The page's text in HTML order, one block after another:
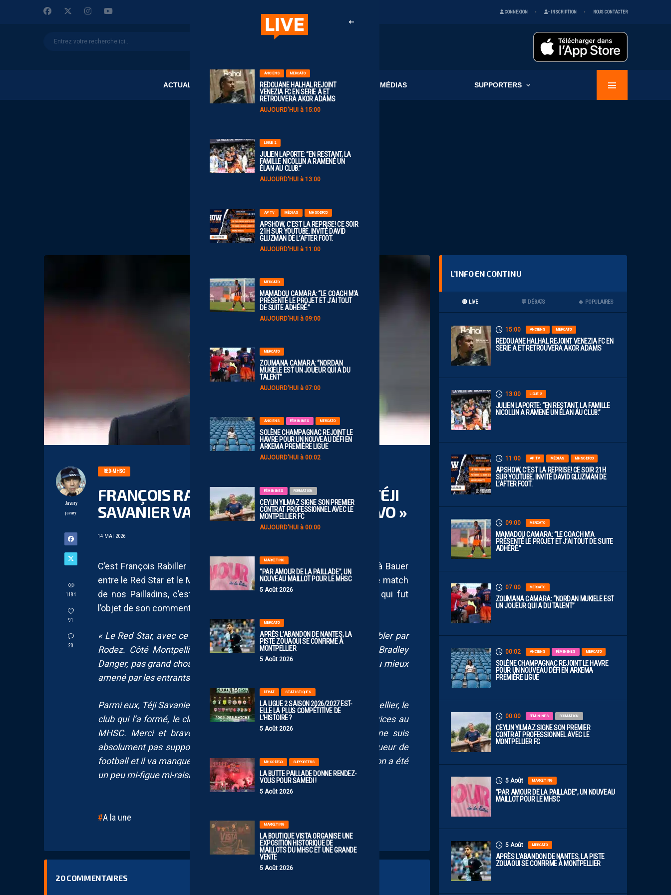
CONNEXION INSCRIPTION NOUS CONTACTER
ACTUALITÉS CLUB MÉDIAS SUPPORTERS
ANCIENS MERCATO
REDOUANE HALHAL REJOINT
VENEZIA FC EN SERIE A ET
RETROUVERA AKOR ADAMS
AUJOURD'HUI à 15:00
LIGUE 2
JULIEN LAPORTE: “EN RESTANT, LA
FAMILLE NICOLLIN A RAMENÉ UN
ÉLAN AU CLUB.”
AUJOURD'HUI à 13:00
AP TV MÉDIAS MHSC-DFCO
APSHOW, C’EST LA REPRISE! CE SOIR
21H SUR YOUTUBE. INVITÉ DAVID
GLUZMAN DE L’AFTER FOOT.
AUJOURD'HUI à 11:00
MERCATO
MAMADOU CAMARA: “LE COACH M’A
PRÉSENTÉ LE PROJET ET J’AI TOUT
DE SUITE ADHÉRÉ.”
AUJOURD'HUI à 09:00
MERCATO
ZOUMANA CAMARA: “NORDAN
MUKIELE EST UN JOUEUR QUI A DU
TALENT”
AUJOURD'HUI à 07:00
ANCIENS FÉMININES MERCATO
SOLÈNE CHAMPAGNAC REJOINT LE
HAVRE POUR UN NOUVEAU DÉFI EN
ARKEMA PREMIÈRE LIGUE
AUJOURD'HUI à 00:02
FÉMININES FORMATION
CEYLIN YILMAZ SIGNE SON PREMIER
CONTRAT PROFESSIONNEL AVEC LE
MONTPELLIER FC
AUJOURD'HUI à 00:00
MARKETING
“PAR AMOUR DE LA PAILLADE”, UN
NOUVEAU MAILLOT POUR LE MHSC
5 Août 2026
MERCATO
APRÈS L’ABANDON DE NANTES, LA
PISTE ZOUAOUI SE CONFIRME À
MONTPELLIER
5 Août 2026
DÉBAT STATISTIQUES
LA LIGUE 2 SAISON 2026/2027 EST-
ELLE LA PLUS COMPÉTITIVE DE
L’HISTOIRE ?
5 Août 2026
MHSC-DFCO SUPPORTERS
LA BUTTE PAILLADE DONNE RENDEZ-
VOUS POUR SAMEDI !
5 Août 2026
MARKETING
LA BOUTIQUE VISTA ORGANISE UNE
EXPOSITION HISTORIQUE DE
MAILLOTS DU MHSC ET UNE GRANDE
VENTE
5 Août 2026
Javary
javary
1184
91
20
RED-MHSC
FRANÇOIS RABILLER (BEIN SPORTS) : « TÉJI
SAVANIER VA MANQUER. MERCI ET BRAVO »
14 MAI 2026
C’est François Rabiller qui commentait ce dernier match de la saison à Bauer
entre le Red Star et le Montpellier Hérault. Pas grand chose à dire sur le match
de nos Pailladins, c’est plutôt la dernière apparition de Téji Savanier qui fut
l’objet de son commentaire :
« Le Red Star, avec ce nul, conserve sa 4eplace et ne se fait pas doubler par
Rodez. Côté Montpellier, hormis une égalisation sur un cadeau de Bradley
Danger, pas grand chose à signaler dans ce match, bien qu’il y ait eu du mieux
amené par les entrants.
Parmi eux, Téji Savanier. Après sept saisons au club, il va quitter Montpellier, le
club qui l’a formé, le club où il est revenu. Il a rendu tellement de services au
MHSC. Merci et bravo Monsieur Savanier. Je le dis alors que je ne suis
absolument pas supporter de Montpellier, mais il est un formidable joueur de
football et il va manquer, c’est une certitude, même si sa dernière saison a été
un peu mi-figue mi-raisin. Montpellier perd l’une de ses légendes. »
A la une
20COMMENTAIRES
L’INFO EN CONTINU
🔴 LIVE 💬 DÉBATS 🔥 POPULAIRES
15:00 ANCIENS MERCATO
REDOUANE HALHAL REJOINT VENEZIA FC EN
SERIE A ET RETROUVERA AKOR ADAMS
13:00 LIGUE 2
JULIEN LAPORTE: “EN RESTANT, LA FAMILLE
NICOLLIN A RAMENÉ UN ÉLAN AU CLUB.”
11:00 AP TV MÉDIAS MHSC-DFCO
APSHOW, C’EST LA REPRISE! CE SOIR 21H
SUR YOUTUBE. INVITÉ DAVID GLUZMAN DE
L’AFTER FOOT.
09:00 MERCATO
MAMADOU CAMARA: “LE COACH M’A
PRÉSENTÉ LE PROJET ET J’AI TOUT DE SUITE
ADHÉRÉ.”
07:00 MERCATO
ZOUMANA CAMARA: “NORDAN MUKIELE EST
UN JOUEUR QUI A DU TALENT”
00:02 ANCIENS FÉMININES MERCATO
SOLÈNE CHAMPAGNAC REJOINT LE HAVRE
POUR UN NOUVEAU DÉFI EN ARKEMA
PREMIÈRE LIGUE
00:00 FÉMININES FORMATION
CEYLIN YILMAZ SIGNE SON PREMIER
CONTRAT PROFESSIONNEL AVEC LE
MONTPELLIER FC
5 Août MARKETING
“PAR AMOUR DE LA PAILLADE”, UN NOUVEAU
MAILLOT POUR LE MHSC
5 Août MERCATO
APRÈS L’ABANDON DE NANTES, LA PISTE
ZOUAOUI SE CONFIRME À MONTPELLIER